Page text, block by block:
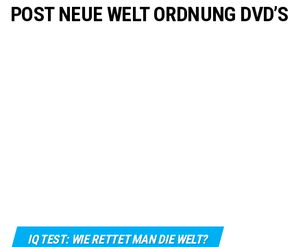
POST NEUE WELT ORDNUNG DVD’S
IQ TEST: WIE RETTET MAN DIE WELT?